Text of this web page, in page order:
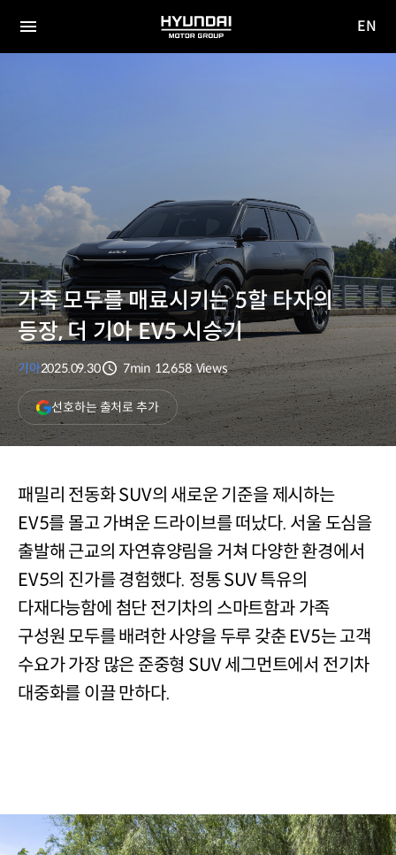
전체
HYUNDAI
MOTOR
EN
가족 모두를 매료시키는 5할 타자의
등장, 더 기아 EV5 시승기
기아2025.09.30
분량
7min
조회수
12,658 Views
선호하는 출처로 추가(새
창
열림)
패밀리 전동화 SUV의 새로운 기준을 제시하는
EV5를 몰고 가벼운 드라이브를 떠났다. 서울 도심을
출발해 근교의 자연휴양림을 거쳐 다양한 환경에서
EV5의 진가를 경험했다. 정통 SUV 특유의
다재다능함에 첨단 전기차의 스마트함과 가족
구성원 모두를 배려한 사양을 두루 갖춘 EV5는 고객
수요가 가장 많은 준중형 SUV 세그먼트에서 전기차
대중화를 이끌 만하다.